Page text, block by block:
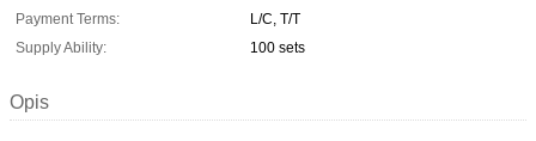
Payment Terms:
L/C, T/T
Supply Ability:
100 sets
Opis